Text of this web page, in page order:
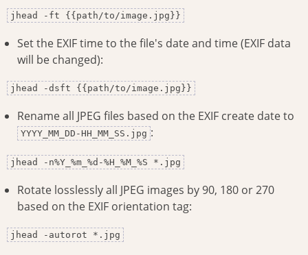
jhead -ft {{path/to/image.jpg}}
Set the EXIF time to the file's date and time (EXIF data
will be changed):
jhead -dsft {{path/to/image.jpg}}
Rename all JPEG files based on the EXIF create date to
YYYY_MM_DD-HH_MM_SS.jpg :
jhead -n%Y_%m_%d-%H_%M_%S *.jpg
Rotate losslessly all JPEG images by 90, 180 or 270
based on the EXIF orientation tag:
jhead -autorot *.jpg